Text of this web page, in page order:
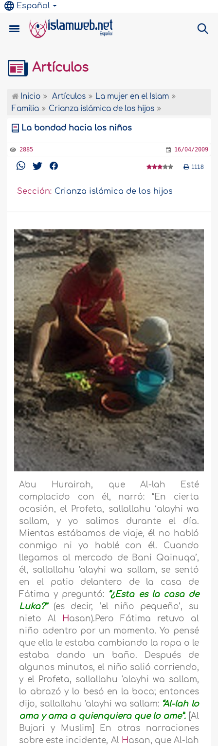
Español
Artículos
Inicio Artículos
La mujer en el Islam
Familia
Crianza islámica de los hijos
La bondad hacia los niños
2885 16/04/2009
1118
Sección: Crianza islámica de los hijos
Abu Hurairah, que Al-lah Esté
complacido con él, narró: “En cierta
ocasión, el Profeta, sallallahu ‘alayhi wa
sallam, y yo salimos durante el día.
Mientas estábamos de viaje, él no habló
conmigo ni yo hablé con él. Cuando
llegamos al mercado de Bani Qainuqa’,
él, sallallahu 'alayhi wa sallam, se sentó
en el patio delantero de la casa de
Fátima y preguntó: “¿Esta es la casa de
Luka?”
(es decir, ‘el niño pequeño’, su
nieto Al
Hasan).Pero Fátima retuvo al
niño adentro por un momento. Yo pensé
que ella le estaba cambiando la ropa o le
estaba dando un baño. Después de
algunos minutos, el niño salió corriendo,
y el Profeta, sallallahu 'alayhi wa sallam,
lo abrazó y lo besó en la boca; entonces
dijo, sallallahu 'alayhi wa sallam: “Al-lah lo
ama y ama a quienquiera que lo ame”.[ Al
Bujari y Muslim] En otras narraciones
sobre este incidente, Al Hasan, que Al-lah